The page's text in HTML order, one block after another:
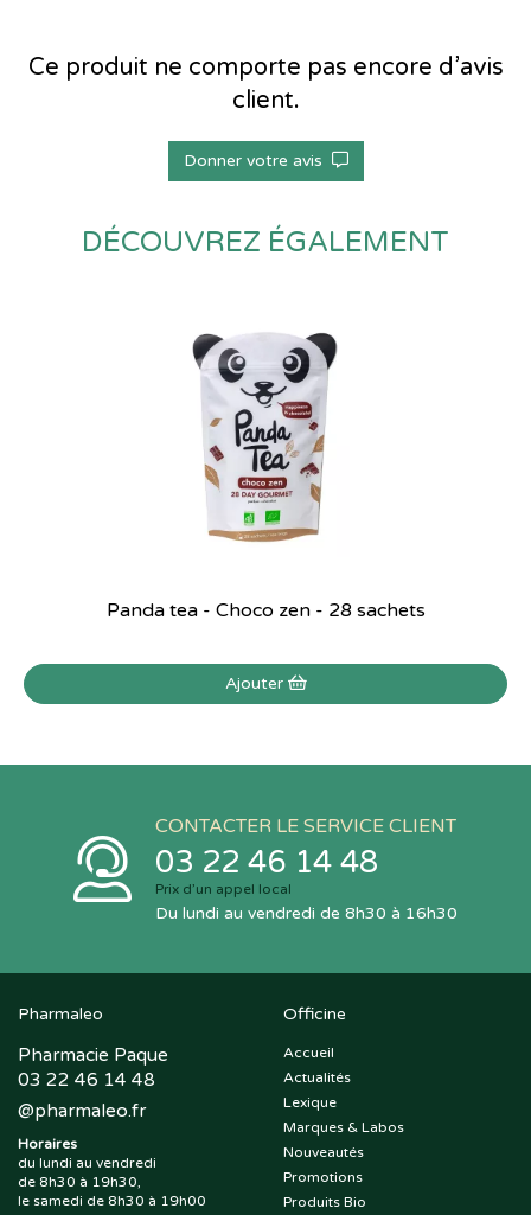
Ce produit ne comporte pas encore d’avis
client.
Donner votre avis
DÉCOUVREZ ÉGALEMENT
Panda tea - Choco zen - 28 sachets
Ajouter
CONTACTER LE SERVICE CLIENT
03 22 46 14 48
Prix d’un appel local
Du lundi au vendredi de 8h30 à 16h30
Pharmaleo
Pharmacie Paque
03 22 46 14 48
@pharmaleo.fr
Horaires
du lundi au vendredi
de 8h30 à 19h30,
le samedi de 8h30 à 19h00
Officine
Accueil
Actualités
Lexique
Marques & Labos
Nouveautés
Promotions
Produits Bio